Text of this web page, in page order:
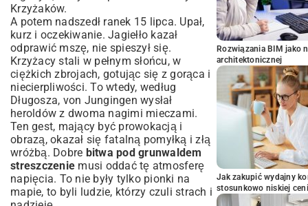
Krzyżaków.
A potem nadszedł ranek 15 lipca. Upał,
kurz i oczekiwanie. Jagiełło kazał
odprawić mszę, nie spieszył się.
Krzyżacy stali w pełnym słońcu, w
ciężkich zbrojach, gotując się z gorąca i
niecierpliwości. To wtedy, według
Długosza, von Jungingen wysłał
heroldów z dwoma nagimi mieczami.
Ten gest, mający być prowokacją i
obrazą, okazał się fatalną pomyłką i złą
wróżbą. Dobre bitwa pod grunwaldem
streszczenie musi oddać tę atmosferę
napięcia. To nie były tylko pionki na
mapie, to byli ludzie, którzy czuli strach i
Rozwiązania BIM jako
architektonicznej
Jak zakupić wydajny
stosunkowo niskiej